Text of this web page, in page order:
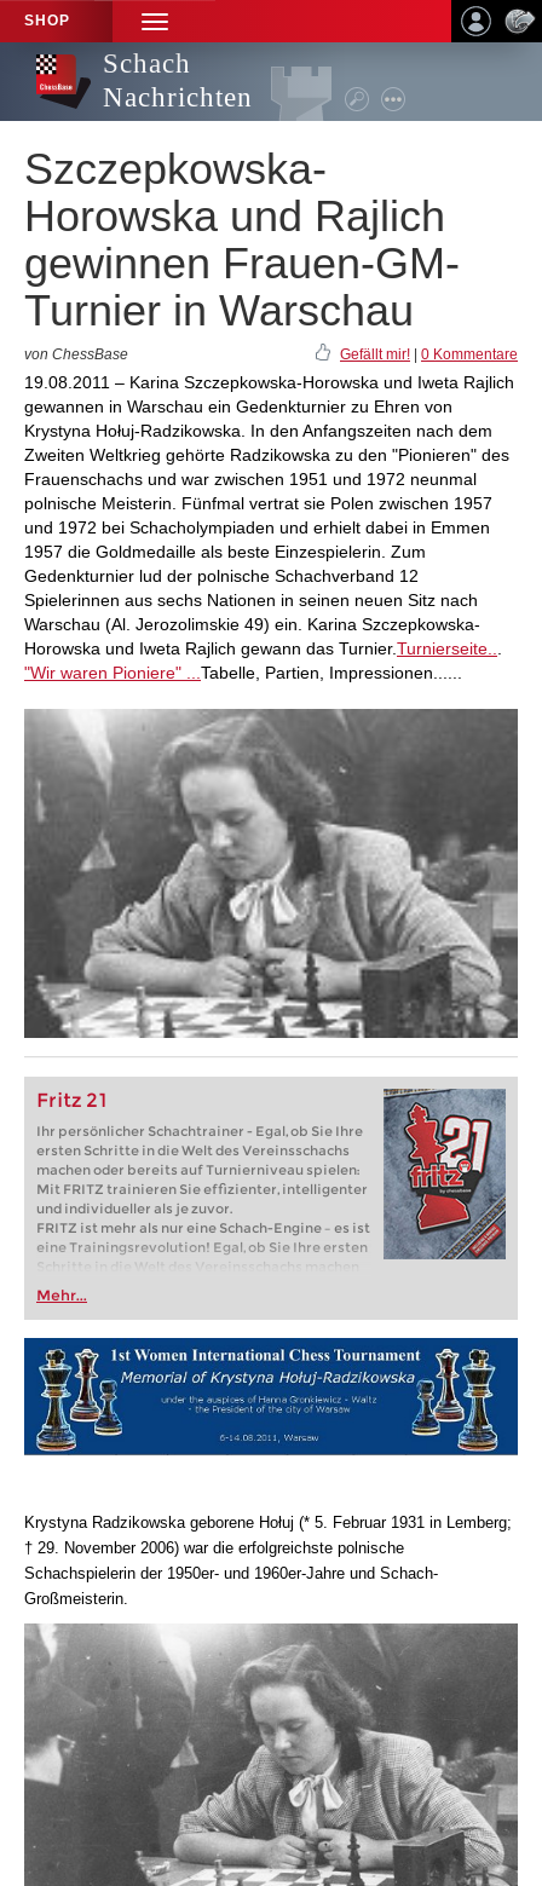
SHOP
TOGGLE
NAVIGATION
Schach
Nachrichten
Szczepkowska-
Horowska und Rajlich
gewinnen Frauen-GM-
Turnier in Warschau
von ChessBase Gefällt mir! 0 Kommentare
19.08.2011 – Karina Szczepkowska-Horowska und Iweta Rajlich
gewannen in Warschau ein Gedenkturnier zu Ehren von
Krystyna Hołuj-Radzikowska. In den Anfangszeiten nach dem
Zweiten Weltkrieg gehörte Radzikowska zu den "Pionieren" des
Frauenschachs und war zwischen 1951 und 1972 neunmal
polnische Meisterin. Fünfmal vertrat sie Polen zwischen 1957
und 1972 bei Schacholympiaden und erhielt dabei in Emmen
1957 die Goldmedaille als beste Einzespielerin. Zum
Gedenkturnier lud der polnische Schachverband 12
Spielerinnen aus sechs Nationen in seinen neuen Sitz nach
Warschau (Al. Jerozolimskie 49) ein. Karina Szczepkowska-
Horowska und Iweta Rajlich gewann das Turnier.Turnierseite..
"Wir waren Pioniere" ... Tabelle, Partien, Impressionen......
Fritz 21
Ihr persönlicher Schachtrainer - Egal, ob Sie Ihre
ersten Schritte in die Welt des Vereinsschachs
machen oder bereits auf Turnierniveau spielen:
Mit FRITZ trainieren Sie effizienter, intelligenter
und individueller als je zuvor.
FRITZ ist mehr als nur eine Schach-Engine – es ist
eine Trainingsrevolution! Egal, ob Sie Ihre ersten
Schritte in die Welt des Vereinsschachs machen
oder bereits auf Turnierniveau spielen: Mit
FRITZ trainieren Sie effizienter, intelligenter und
individueller als je zuvor.
Mehr...
Krystyna Radzikowska geborene Hołuj (* 5. Februar 1931 in Lemberg;
† 29. November 2006) war die erfolgreichste polnische
Schachspielerin der 1950er- und 1960er-Jahre und Schach-
Großmeisterin.